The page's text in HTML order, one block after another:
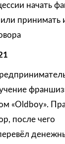
начать
принимать
«Oldboy».
после чего